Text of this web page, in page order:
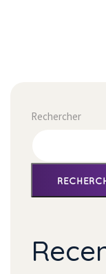
Rechercher